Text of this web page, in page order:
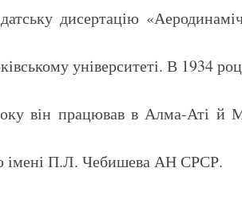
дисертацію
університеті. В 1934
він працював в Алма-Аті й
імені П.Л. Чебишева АН СРСР.